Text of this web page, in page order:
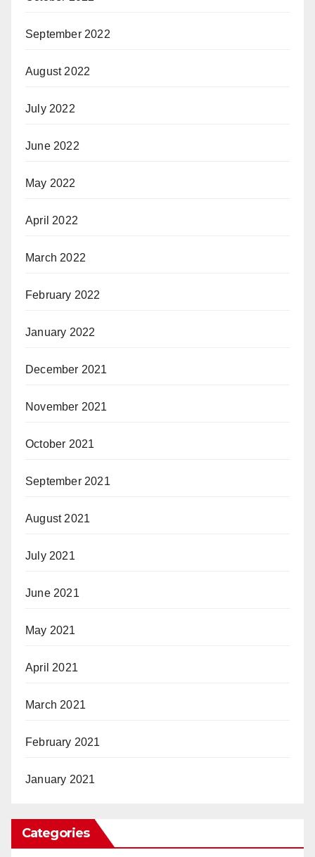
September 2022
August 2022
July 2022
June 2022
May 2022
April 2022
March 2022
February 2022
January 2022
December 2021
November 2021
October 2021
September 2021
August 2021
July 2021
June 2021
May 2021
April 2021
March 2021
February 2021
January 2021
Categories